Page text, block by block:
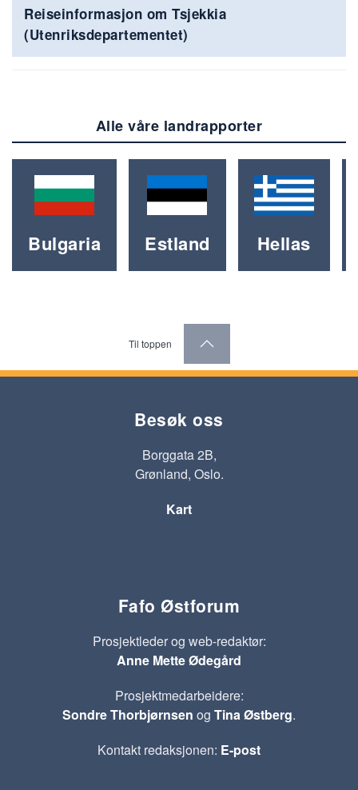
Reiseinformasjon om Tsjekkia
(Utenriksdepartementet)
Alle våre landrapporter
Bulgaria Estland Hellas
Til toppen
Besøk oss
Borggata 2B,
Grønland, Oslo.
Kart
Fafo Østforum
Prosjektleder og web-redaktør:
Anne Mette Ødegård
Prosjektmedarbeidere:
Sondre Thorbjørnsen og Tina Østberg.
Kontakt redaksjonen: E-post